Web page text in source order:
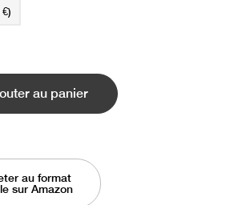
au panier
au format
sur Amazon